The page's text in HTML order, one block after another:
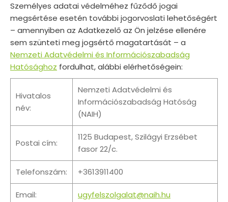
Személyes adatai védelméhez fűződő jogai
megsértése esetén további jogorvoslati lehetőségért
– amennyiben az Adatkezelő az Ön jelzése ellenére
sem szünteti meg jogsértő magatartását – a
Nemzeti Adatvédelmi és Információszabadság
Hatósághoz fordulhat, alábbi elérhetőségein:
Hivatalos
név:
Nemzeti Adatvédelmi és
Információszabadság Hatóság
(NAIH)
Postai cím:
1125 Budapest, Szilágyi Erzsébet
fasor 22/c.
Telefonszám: +3613911400
Email: ugyfelszolgalat@naih.hu